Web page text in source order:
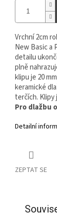
Vrchní 2cm
New Basic a
detailu
plně
klipu je 20
keramické
terčích. Klipy
Pro dlažbu
Detailní
ZEPTAT SE